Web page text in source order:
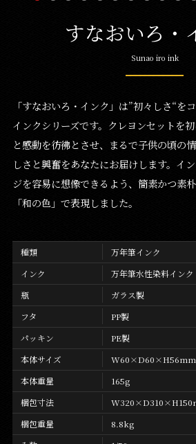
すなおいろ・
Sunao iro ink
「すなおいろ・インク」は”初々しさ“を
インクシリーズです。クレヨンセットを
と感動を彷彿とさせ、まるで子供の頃の
しさと興奮をあなたにお届けします。イ
ジを容易に想像できるよう、簡素かつ素
「和の色」で表現しました。
種類
万年筆インク
インク
万年筆水性染料イン
瓶
ガラス製
フタ
PP製
パッキン
PE製
本体サイズ
W60×D60×H56mm
本体重量
165g
梱包寸法
梱包重量
8.8kg